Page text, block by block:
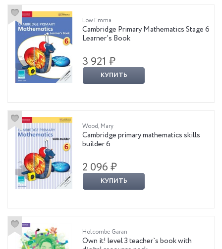
Low Emma
Cambridge Primary Mathematics Stage 6
Learner's Book
3 921 ₽
КУПИТЬ
Wood, Mary
Cambridge primary mathematics skills
builder 6
2 096 ₽
КУПИТЬ
Holcombe Garan
Own it! level 3 teacher`s book with